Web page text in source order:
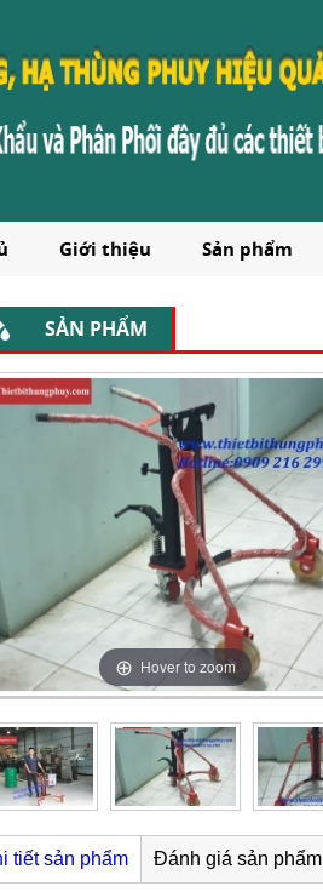
Giới thiệu Sản phẩm
SẢN PHẨM
Hover to zoom
tiết sản phẩm Đánh giá sản phẩm